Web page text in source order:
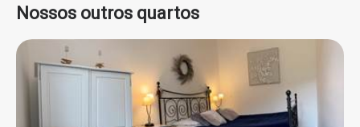
Nossos outros quartos